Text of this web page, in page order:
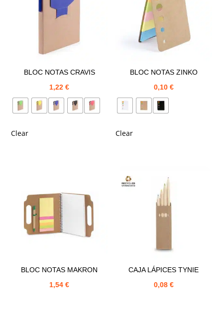
BLOC NOTAS CRAVIS
1,22€
Clear
BLOC NOTAS ZINKO
0,10 €
Clear
BLOC NOTAS MAKRON
1,54€
CAJA LÁPICES TYNIE
0,08 €